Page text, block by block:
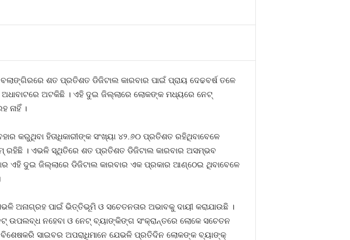
ଶତ ପ୍ରତିଶତ ଡିଜିଟାଲ କାରବାର ପାଇଁ ପ୍ରାୟ ଦେଢବର୍ଷ ତଳେ
ଅଧାବାଟରେ ଅଟକିଛି । ଏହି ଦୁଇ ଜିଲ୍ଲାରେ ଲୋକଙ୍କ ମଧ୍ୟରେ ନେଟ୍‍
ନାହିଁ ।
କରୁଥିବା ହିତାଧିକାରୀଙ୍କ ସଂଖ୍ୟା ୪୨.୬୦ ପ୍ରତିଶତ ରହିଥିବାବେଳେ
ରହିଛି । ଏଭଳି ସ୍ଥିତିରେ ଶତ ପ୍ରତିଶତ ଡିଜିଟାଲ କାରବାର ଅସମ୍ଭବ
ଏହି ଦୁଇ ଜିଲ୍ଲାରେ ଡିଜିଟାଲ କାରବାର ଏକ ପ୍ରକାର ଆଣ୍ଠେଇ ଥିବାବେଳେ
ଅନାଗ୍ରହ ପାଇଁ ଭିତ୍ତିଭୂମି ଓ ସଚେତନତାର ଅଭାବକୁ ଦାୟୀ କରାଯାଉଛି ।
ଉପଲବ୍ଧ ନହେବା ଓ ନେଟ୍‍ ବ୍ୟାଙ୍କିଙ୍ଗ ସଂକ୍ରାନ୍ତରେ ଲୋକେ ସଚେତନ
ସାଇବର ଅପରାଧିମାନେ ଯେଭଳି ପ୍ରତିଦିନ ଲୋକଙ୍କ ବ୍ୟାଙ୍କ୍‍